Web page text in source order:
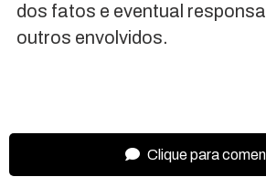
dos fatos e eventual
outros envolvidos.
Clique para